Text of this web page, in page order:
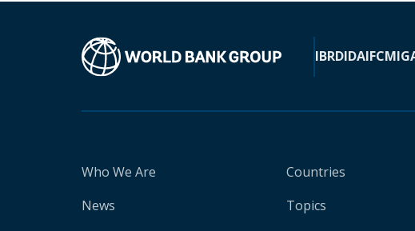
IBRDIDAIFC
Who We Are
News
Countries
Topics